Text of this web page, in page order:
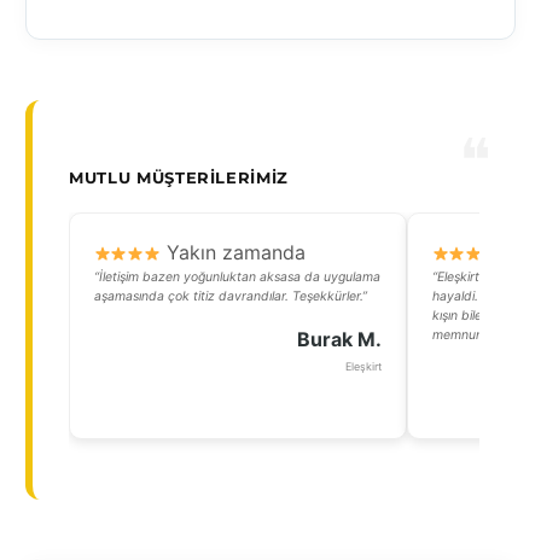
MUTLU MÜŞTERILERIMIZ
Yakın zamanda
“İletişim bazen yoğunluktan aksasa da uygulama
aşamasında çok titiz davrandılar. Teşekkürler.”
Burak M.
Eleşkirt
“Eleşkirtin
hayaldi. Isıcamlı
kışın bile keyifle
memnun kaldım.”